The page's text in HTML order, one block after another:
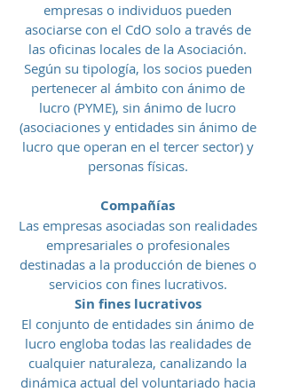
empresas o individuos pueden
asociarse con el CdO solo a través de
las oficinas locales de la Asociación.
Según su tipología, los socios pueden
pertenecer al ámbito con ánimo de
lucro (PYME), sin ánimo de lucro
(asociaciones y entidades sin ánimo de
lucro que operan en el tercer sector) y
personas físicas.
Compañías
Las empresas asociadas son realidades
empresariales o profesionales
destinadas a la producción de bienes o
servicios con fines lucrativos.
Sin fines lucrativos
El conjunto de entidades sin ánimo de
lucro engloba todas las realidades de
cualquier naturaleza, canalizando la
dinámica actual del voluntariado hacia